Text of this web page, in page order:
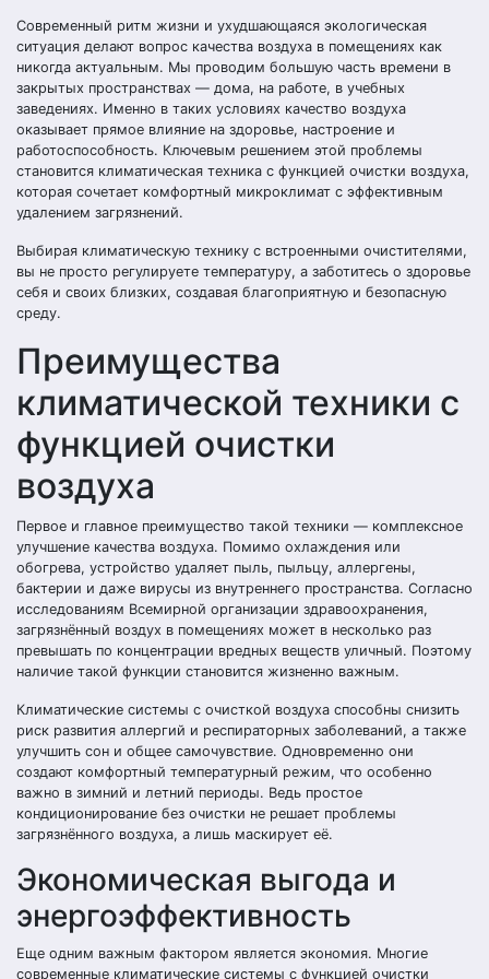
Современный ритм жизни и ухудшающаяся экологическая
ситуация делают вопрос качества воздуха в помещениях как
никогда актуальным. Мы проводим большую часть времени в
закрытых пространствах — дома, на работе, в учебных
заведениях. Именно в таких условиях качество воздуха
оказывает прямое влияние на здоровье, настроение и
работоспособность. Ключевым решением этой проблемы
становится климатическая техника с функцией очистки воздуха,
которая сочетает комфортный микроклимат с эффективным
удалением загрязнений.
Выбирая климатическую технику с встроенными очистителями,
вы не просто регулируете температуру, а заботитесь о здоровье
себя и своих близких, создавая благоприятную и безопасную
среду.
Преимущества
климатической техники с
функцией очистки
воздуха
Первое и главное преимущество такой техники — комплексное
улучшение качества воздуха. Помимо охлаждения или
обогрева, устройство удаляет пыль, пыльцу, аллергены,
бактерии и даже вирусы из внутреннего пространства. Согласно
исследованиям Всемирной организации здравоохранения,
загрязнённый воздух в помещениях может в несколько раз
превышать по концентрации вредных веществ уличный. Поэтому
наличие такой функции становится жизненно важным.
Климатические системы с очисткой воздуха способны снизить
риск развития аллергий и респираторных заболеваний, а также
улучшить сон и общее самочувствие. Одновременно они
создают комфортный температурный режим, что особенно
важно в зимний и летний периоды. Ведь простое
кондиционирование без очистки не решает проблемы
загрязнённого воздуха, а лишь маскирует её.
Экономическая выгода и
энергоэффективность
Еще одним важным фактором является экономия. Многие
современные климатические системы с функцией очистки